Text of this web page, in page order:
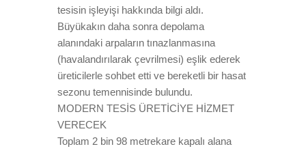
tesisin işleyişi hakkında bilgi aldı.
Büyükakın daha sonra depolama
alanındaki arpaların tınazlanmasına
(havalandırılarak çevrilmesi) eşlik ederek
üreticilerle sohbet etti ve bereketli bir hasat
sezonu temennisinde bulundu.
MODERN TESİS ÜRETİCİYE HİZMET
VERECEK
Toplam 2 bin 98 metrekare kapalı alana